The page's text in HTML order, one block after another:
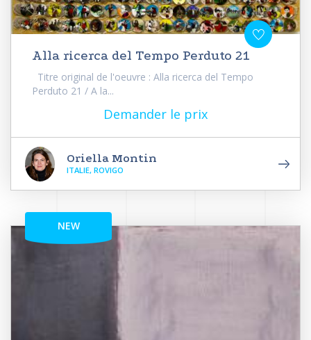
Alla ricerca del Tempo Perduto 21
Titre original de l'oeuvre : Alla ricerca del Tempo
Perduto 21 / A la...
Demander le prix
Oriella Montin
ITALIE, ROVIGO
NEW